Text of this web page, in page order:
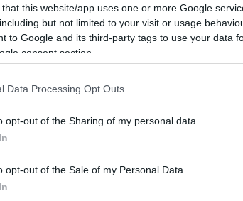
that this website/app uses one or more Google
but not limited to your visit or usage
to Google and its third-party tags to use your data
consent section.
Data Processing Opt Outs
opt-out of the Sharing of my personal data.
opt-out of the Sale of my Personal Data.
από τον Κερκυραϊκό, έχει πάρει κάποια
Στ., Ρωμαίου Κ.) στον Παναθηναϊκό,
όπως π.χ. Π. Πρίφτης, Δ. Βλασερού του
του Κερκυραϊκού.
δεν μπορεί να γίνει και
(Αθήνα, Θεσσαλονίκη) για
μέρες η «ομάδα Σκορδίλη» βρέθηκε στην
παιδιά αυτά, η Δ. Βλασερού στο Πανελλήνιο
και τετραπλούν να κατακτήσει μετάλλια,